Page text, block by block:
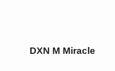
DXN M Miracle